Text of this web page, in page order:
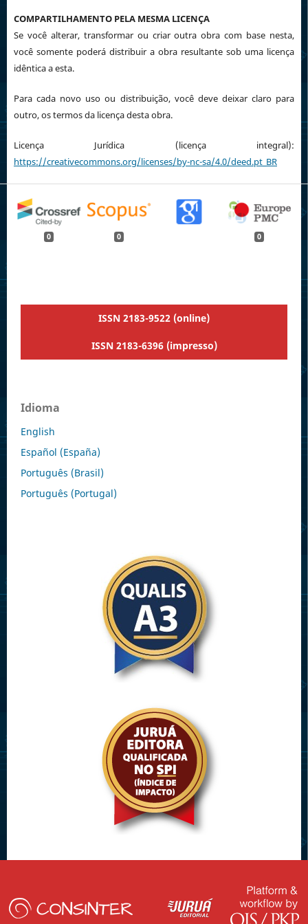
COMPARTILHAMENTO PELA MESMA LICENÇA
Se você alterar, transformar ou criar outra obra com base nesta,
você somente poderá distribuir a obra resultante sob uma licença
idêntica a esta.
Para cada novo uso ou distribuição, você deve deixar claro para
outro, os termos da licença desta obra.
Licença Jurídica (licença integral):
https://creativecommons.org/licenses/by-nc-sa/4.0/deed.pt_BR
0 0 0
ISSN 2183-9522 (online)
ISSN 2183-6396 (impresso)
Idioma
English
Español (España)
Português (Brasil)
Português (Portugal)